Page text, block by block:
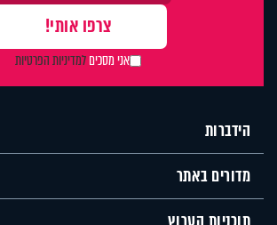
אני מסכיםלמדיניות הפרטיות
הידברות
מדורים באתר